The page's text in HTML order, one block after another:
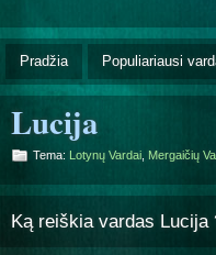
Pradžia Populiariausi
Lucija
Tema: Lotynų Vardai Mergaičių
Ką reiškia vardas Lucija